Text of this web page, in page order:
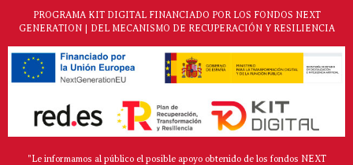
PROGRAMA KIT DIGITAL FINANCIADO POR LOS FONDOS NEXT
GENERATION | DEL MECANISMO DE RECUPERACIÓN Y RESILIENCIA
"Le informamos al público el posible apoyo obtenido de los fondos NEXT